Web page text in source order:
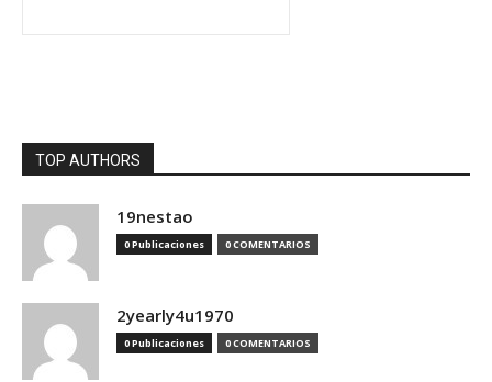
TOP AUTHORS
19nestao
0 Publicaciones 0 COMENTARIOS
2yearly4u1970
0 Publicaciones 0 COMENTARIOS